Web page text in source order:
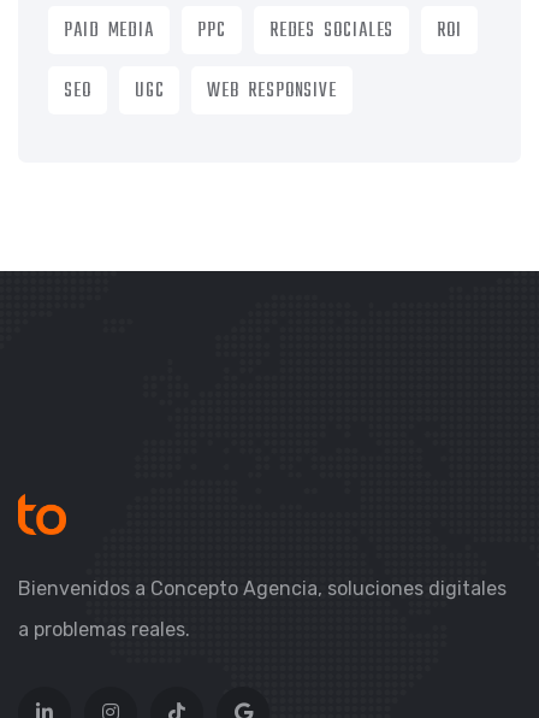
PAID MEDIA
PPC REDES SOCIALES
ROI
SEO
UGC WEB RESPONSIVE
Bienvenidos a Concepto Agencia, soluciones digitales
a problemas reales.